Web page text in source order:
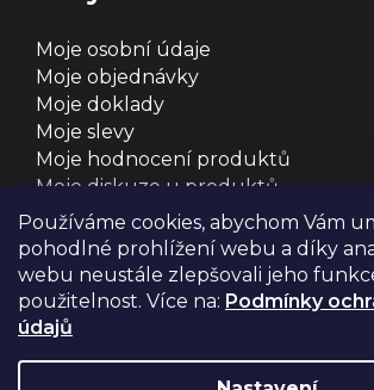
Používáme cookies, abychom Vám
pohodlné prohlížení webu a díky
webu neustále zlepšovali jeho
použitelnost. Více na: Podmínky
údajů
Moje osobní údaje
Moje objednávky
Moje doklady
Moje slevy
Moje hodnocení produktů
Moje diskuze u produktů
Shoptet s ❤️